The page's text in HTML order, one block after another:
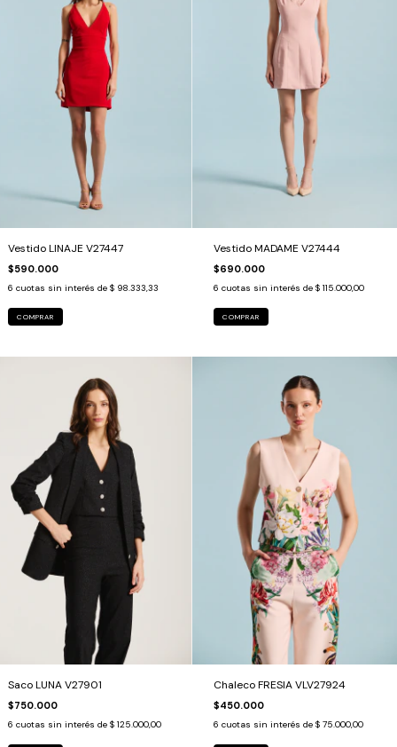
Vestido LINAJE V27447
$590.000
6 cuotas sin interés de $ 98.333,33
COMPRAR
Vestido MADAME V27444
$690.000
6 cuotas sin interés de $ 115.000,00
COMPRAR
Saco LUNA V27901
$750.000
6 cuotas sin interés de $ 125.000,00
Chaleco FRESIA VLV27924
$450.000
6 cuotas sin interés de $ 75.000,00